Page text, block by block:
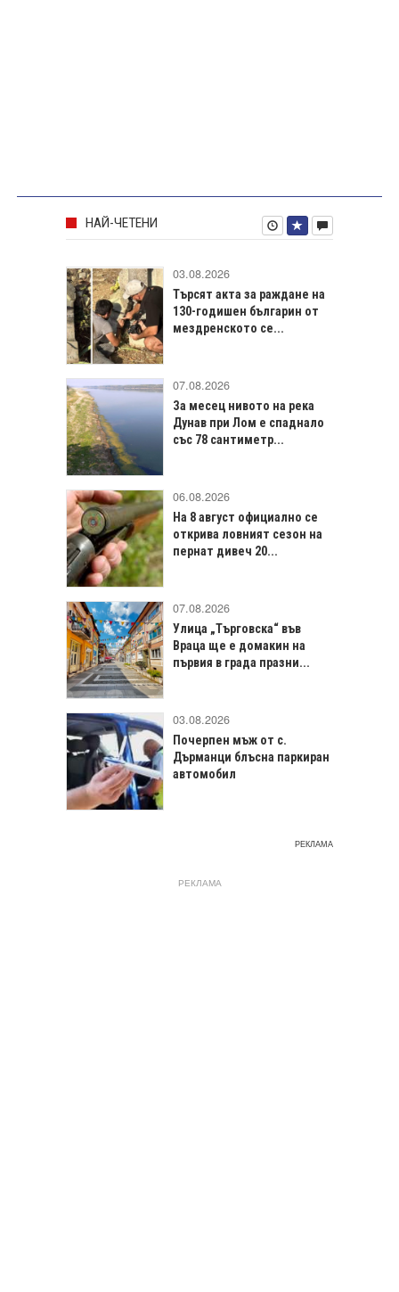
НАЙ-ЧЕТЕНИ
03.08.2026
Търсят акта за раждане на
130-годишен българин от
мездренското се...
07.08.2026
За месец нивото на река
Дунав при Лом е спаднало
със 78 сантиметр...
06.08.2026
На 8 август официално се
открива ловният сезон на
пернат дивеч 20...
07.08.2026
Улица „Търговска“ във
Враца щe е домакин на
първия в града празни...
03.08.2026
Почерпен мъж от с.
Дърманци блъсна паркиран
автомобил
РЕКЛАМА
РЕКЛАМА